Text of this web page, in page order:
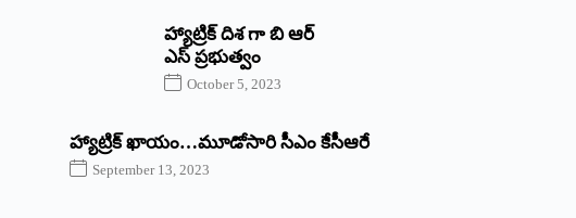
హ్యాట్రిక్ దిశ గా బి ఆర్
ఎస్ ప్రభుత్వం
October 5, 2023
హ్యాట్రిక్‌ ‌ఖాయం…మూడోసారి సీఎం కేసీఆరే
September 13, 2023